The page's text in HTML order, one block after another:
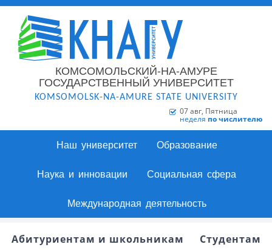
КОМСОМОЛЬСКИЙ-НА-АМУРЕ
ГОСУДАРСТВЕННЫЙ УНИВЕРСИТЕТ
KOMSOMOLSK-NA-AMURE STATE UNIVERSITY
07 авг, Пятница
неделя по числителю
Наш университет Образование
Наука и инновации Социальная сфера
Международная деятельность
Абитуриентам и школьникам
Студентам